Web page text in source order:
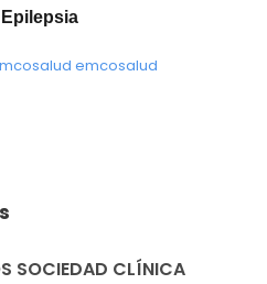
emcosalud
SOCIEDAD CLÍNICA